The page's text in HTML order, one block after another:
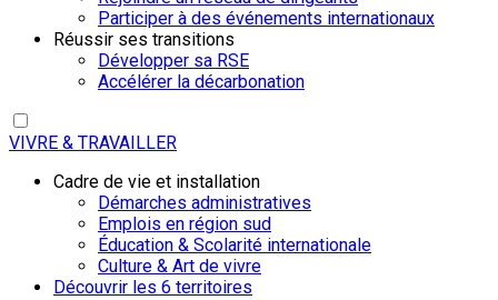
Participer à des événements internationaux
Réussir ses transitions
Développer sa RSE
Accélérer la décarbonation
VIVRE & TRAVAILLER
Cadre de vie et installation
Démarches administratives
Emplois en région sud
Éducation & Scolarité internationale
Culture & Art de vivre
Découvrir les 6 territoires